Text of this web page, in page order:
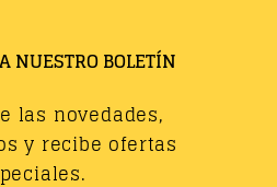
NUESTRO BOLETÍN
las novedades,
y recibe ofertas